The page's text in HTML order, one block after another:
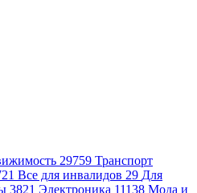
29759 Транспорт
Все для инвалидов 29 Для
3821 Электроника 11138 Мода и